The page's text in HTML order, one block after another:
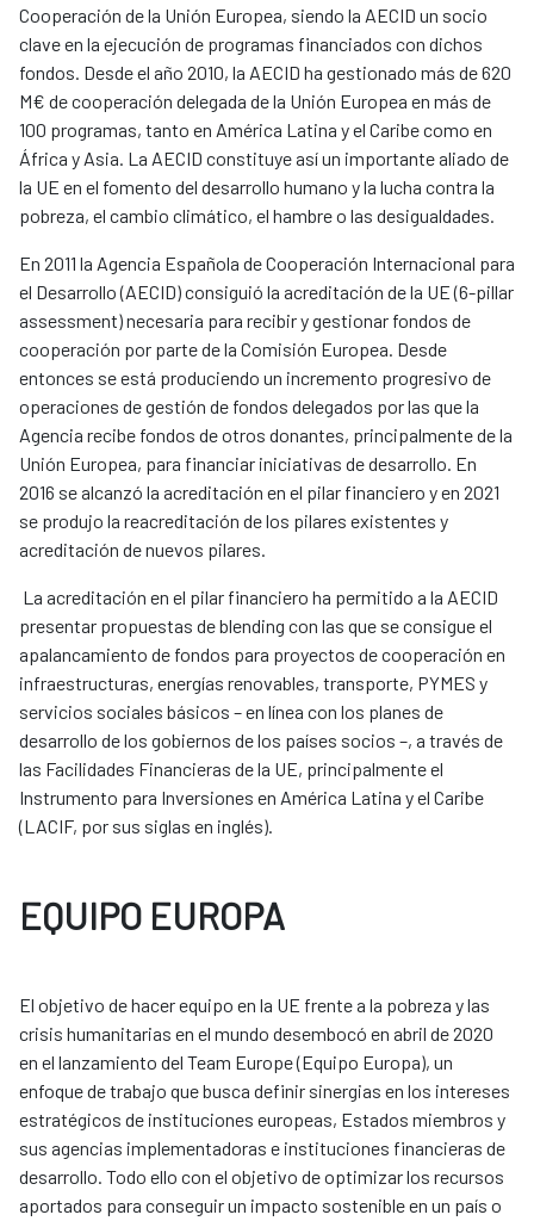
Cooperación de la Unión Europea, siendo la AECID un socio
clave en la ejecución de programas financiados con dichos
fondos. Desde el año 2010, la AECID ha gestionado más de 620
M€ de cooperación delegada de la Unión Europea en más de
100 programas, tanto en América Latina y el Caribe como en
África y Asia. La AECID constituye así un importante aliado de
la UE en el fomento del desarrollo humano y la lucha contra la
pobreza, el cambio climático, el hambre o las desigualdades.
En 2011 la Agencia Española de Cooperación Internacional para
el Desarrollo (AECID) consiguió la acreditación de la UE (6-pillar
assessment) necesaria para recibir y gestionar fondos de
cooperación por parte de la Comisión Europea. Desde
entonces se está produciendo un incremento progresivo de
operaciones de gestión de fondos delegados por las que la
Agencia recibe fondos de otros donantes, principalmente de la
Unión Europea, para financiar iniciativas de desarrollo. En
2016 se alcanzó la acreditación en el pilar financiero y en 2021
se produjo la reacreditación de los pilares existentes y
acreditación de nuevos pilares.
La acreditación en el pilar financiero ha permitido a la AECID
presentar propuestas de blending con las que se consigue el
apalancamiento de fondos para proyectos de cooperación en
infraestructuras, energías renovables, transporte, PYMES y
servicios sociales básicos – en línea con los planes de
desarrollo de los gobiernos de los países socios –, a través de
las Facilidades Financieras de la UE, principalmente el
Instrumento para Inversiones en América Latina y el Caribe
(LACIF, por sus siglas en inglés).
EQUIPO EUROPA
El objetivo de hacer equipo en la UE frente a la pobreza y las
crisis humanitarias en el mundo desembocó en abril de 2020
en el lanzamiento del Team Europe (Equipo Europa), un
enfoque de trabajo que busca definir sinergias en los intereses
estratégicos de instituciones europeas, Estados miembros y
sus agencias implementadoras e instituciones financieras de
desarrollo. Todo ello con el objetivo de optimizar los recursos
aportados para conseguir un impacto sostenible en un país o